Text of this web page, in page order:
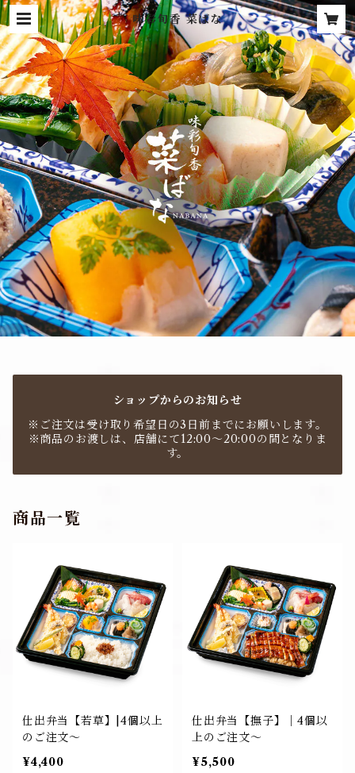
味彩旬香 菜ばな
ショップからのお知らせ
※ご注文は受け取り希望日の3日前までにお願いします。
※商品のお渡しは、店舗にて12:00～20:00の間となりま
す。
商品一覧
仕出弁当【若草】|4個以上
のご注文～
¥4,400
仕出弁当【撫子】｜4個以
上のご注文～
¥5,500